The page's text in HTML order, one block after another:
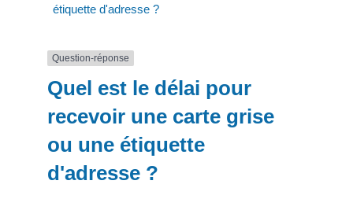
étiquette d'adresse ?
Question-réponse
Quel est le délai pour
recevoir une carte grise
ou une étiquette
d'adresse ?